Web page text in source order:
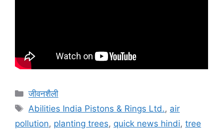
जीवनशैली
Abilities India Pistons & Rings Ltd., air
pollution, planting trees, quick news hindi, tree